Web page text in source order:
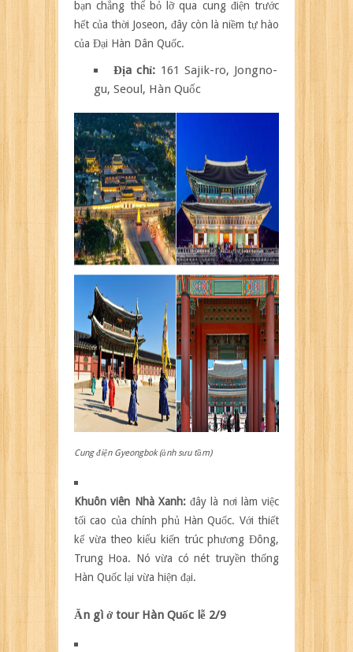
bạn chẳng thể bỏ lỡ qua cung điện trước
hết của thời Joseon, đây còn là niềm tự hào
của Đại Hàn Dân Quốc.
Địa chỉ: 161 Sajik-ro, Jongno-
gu, Seoul, Hàn Quốc
Cung điện Gyeongbok (ảnh sưu tầm)
Khuôn viên Nhà Xanh: đây là nơi làm việc
tối cao của chính phủ Hàn Quốc. Với thiết
kế vừa theo kiểu kiến trúc phương Đông,
Trung Hoa. Nó vừa có nét truyền thống
Hàn Quốc lại vừa hiện đại.
Ăn gì ở tour Hàn Quốc lễ 2/9